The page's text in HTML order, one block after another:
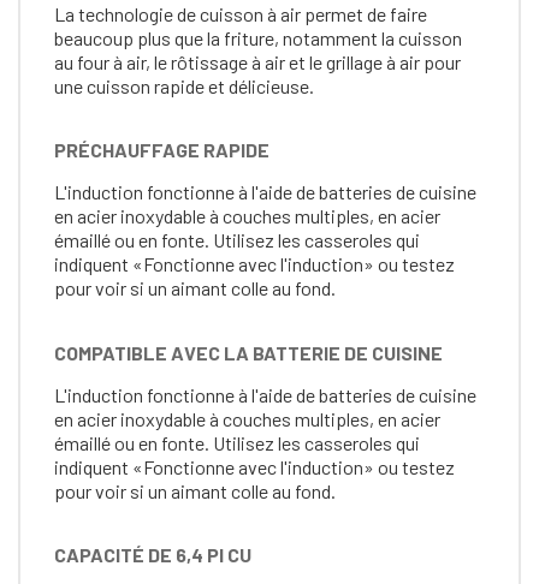
La technologie de cuisson à air permet de faire
beaucoup plus que la friture, notamment la cuisson
au four à air, le rôtissage à air et le grillage à air pour
une cuisson rapide et délicieuse.
PRÉCHAUFFAGE RAPIDE
L'induction fonctionne à l'aide de batteries de cuisine
en acier inoxydable à couches multiples, en acier
émaillé ou en fonte. Utilisez les casseroles qui
indiquent «Fonctionne avec l'induction» ou testez
pour voir si un aimant colle au fond.
COMPATIBLE AVEC LA BATTERIE DE CUISINE
L'induction fonctionne à l'aide de batteries de cuisine
en acier inoxydable à couches multiples, en acier
émaillé ou en fonte. Utilisez les casseroles qui
indiquent «Fonctionne avec l'induction» ou testez
pour voir si un aimant colle au fond.
CAPACITÉ DE 6,4 PI CU